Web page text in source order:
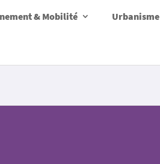
& Mobilité Urbanisme